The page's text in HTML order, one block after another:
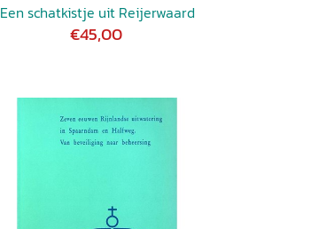
Een schatkistje uit Reijerwaard
€45,00